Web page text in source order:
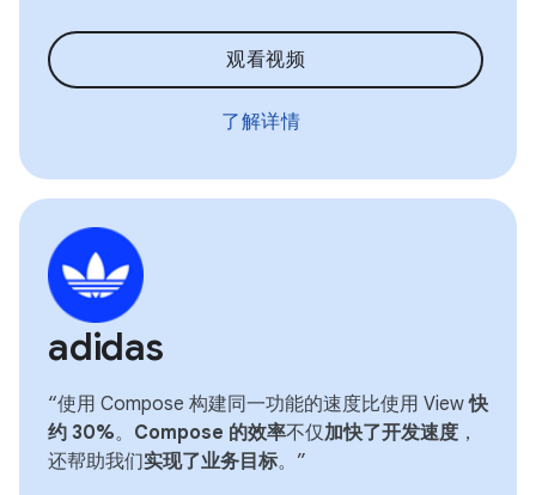
观看视频
了解详情
adidas
“使用 Compose 构建同一功能的速度比使用 View快
约 30%。 Compose 的效率不仅加快了开发速度 ，
还帮助我们实现了业务目标。”